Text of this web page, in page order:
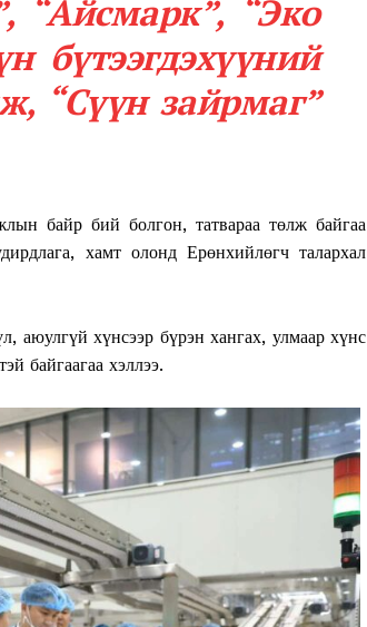
“Айсмарк”, “Эко
бүтээгдэхүүний
“Сүүн зайрмаг”
байр бий болгон, татвараа төлж байгаа
хамт олонд Ерөнхийлөгч талархал
аюулгүй хүнсээр бүрэн хангах, улмаар хүнс
байгаагаа хэллээ.